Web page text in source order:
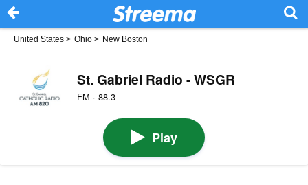
United States > Ohio > New Boston
St. Gabriel Radio - WSGR
FM · 88.3
Play